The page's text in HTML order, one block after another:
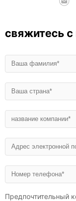
свяжитесь
Предпочтительный